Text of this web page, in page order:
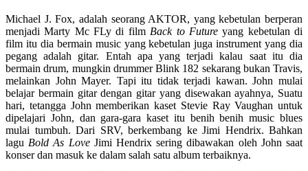
Michael J. Fox, adalah seorang AKTOR, yang kebetulan berperan
menjadi Marty Mc FLy di film Back to Futureyang kebetulan di
film itu dia bermain music yang kebetulan juga instrument yang dia
pegang adalah gitar. Entah apa yang terjadi kalau saat itu dia
bermain drum, mungkin drummer Blink 182 sekarang bukan Travis,
melainkan John Mayer. Tapi itu tidak terjadi kawan. John mulai
belajar bermain gitar dengan gitar yang disewakan ayahnya, Suatu
hari, tetangga John memberikan kaset Stevie Ray Vaughan untuk
dipelajari John, dan gara-gara kaset itu benih benih music blues
mulai tumbuh. Dari SRV, berkembang ke Jimi Hendrix. Bahkan
lagu Bold As LoveJimi Hendrix sering dibawakan oleh John saat
konser dan masuk ke dalam salah satu album terbaiknya.